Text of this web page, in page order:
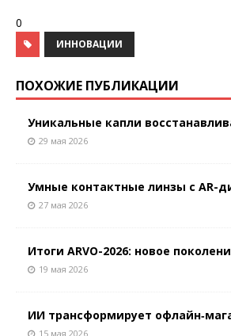
0
ИННОВАЦИИ
ПОХОЖИЕ ПУБЛИКАЦИИ
Уникальные капли
29 мая 2026
Умные контактные линзы с AR-
27 мая 2026
Итоги ARVO-2026: новое
19 мая 2026
ИИ трансформирует
15 мая 2026